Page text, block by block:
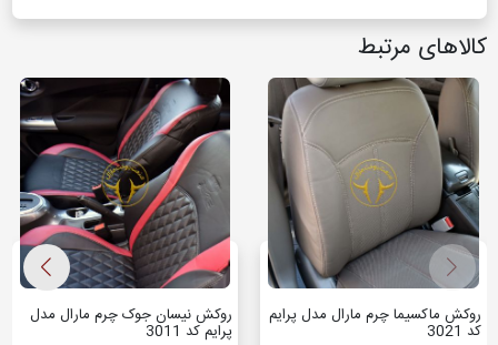
کالاهای مرتبط
روکش ماکسیما چرم مارال مدل پرایم
کد 3021
روکش نیسان جوک چرم مارال مدل
پرایم کد 3011